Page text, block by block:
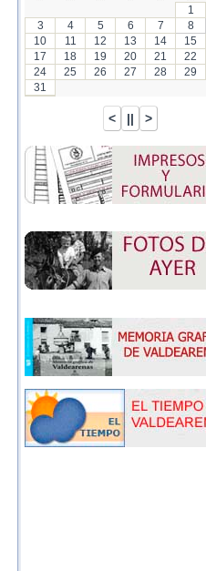
1
3
4 5 6 7 8
10
11 12 13 14 15
17
18 19 20 21 22
24
25 26 27 28 29
31